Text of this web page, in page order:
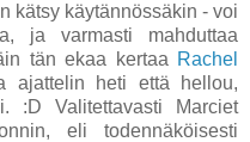
kätsy käytännössäkin - voi
ja varmasti mahduttaa
tän ekaa kertaa Rachel
ajattelin heti että hellou,
:D Valitettavasti Marciet
eli todennäköisesti